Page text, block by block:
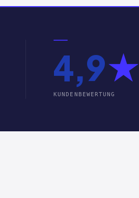
4,9★
KUNDENBEWERTUNG